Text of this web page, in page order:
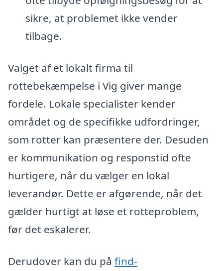
sikre, at problemet ikke vender
tilbage.
Valget af et lokalt firma til
rottebekæmpelse i Vig giver mange
fordele. Lokale specialister kender
området og de specifikke udfordringer,
som rotter kan præsentere der. Desuden
er kommunikation og responstid ofte
hurtigere, når du vælger en lokal
leverandør. Dette er afgørende, når det
gælder hurtigt at løse et rotteproblem,
før det eskalerer.
Derudover kan du på find-